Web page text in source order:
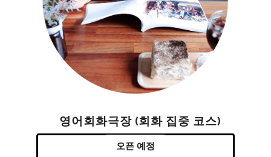
영어회화극장 (회화 집중 코스)
오픈 예정